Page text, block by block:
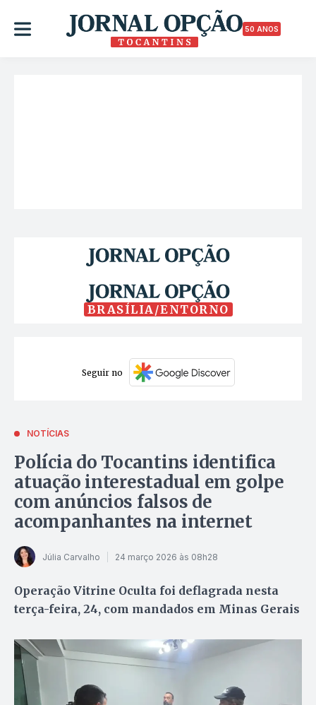
50 ANOS
BRASÍLIA/ENTORNO
Seguir no
NOTÍCIAS
Polícia do Tocantins identifica
atuação interestadual em golpe
com anúncios falsos de
acompanhantes na internet
Júlia Carvalho 24 março 2026 às 08h28
Operação Vitrine Oculta foi deflagrada nesta
terça-feira, 24, com mandados em Minas Gerais